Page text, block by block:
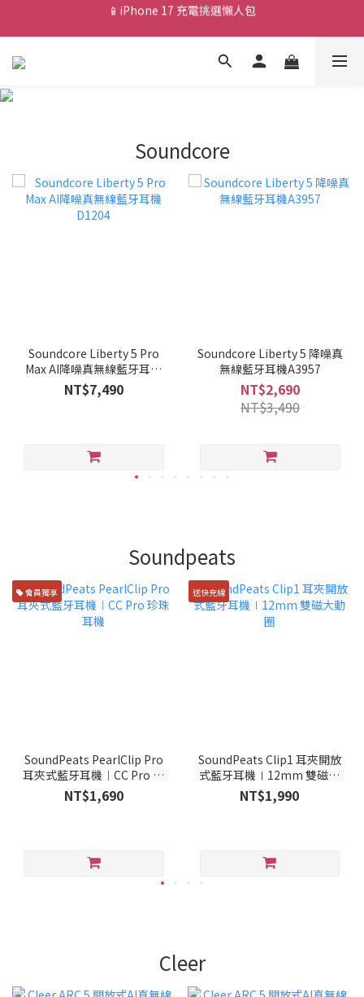
💰新會員送 $88 購物金
🎟️ 去領優惠券 ▶▶
💰新會員送 $88 購物金
Soundcore
Soundcore Liberty 5 Pro
Max AI降噪真無線藍牙耳機
D1204
NT$7,490
Soundcore Liberty 5 降噪真
無線藍牙耳機A3957
NT$2,690
NT$3,490
Soundpeats
會員獨享
SoundPeats PearlClip Pro
耳夾式藍牙耳機︱CC Pro 珍
珠耳機
NT$1,690
送快充線
SoundPeats Clip1 耳夾開放
式藍牙耳機∣12mm 雙磁大
動圈
NT$1,990
Cleer